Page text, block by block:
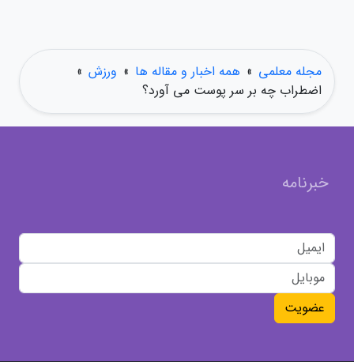
مجله معلمی » همه اخبار و مقاله ها » ورزش »
اضطراب چه بر سر پوست می آورد؟
خبرنامه
عضویت